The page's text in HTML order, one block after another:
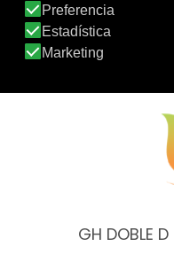
Otros productos
GH DOBLE